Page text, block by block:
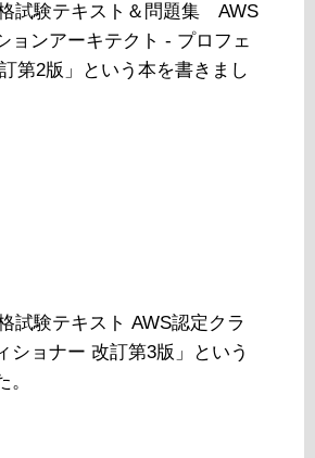
格試験テキスト＆問題集 AWS
ョンアーキテクト - プロフェ
第2版」という本を書きまし
試験テキスト AWS認定クラ
ショナー 改訂第3版」という